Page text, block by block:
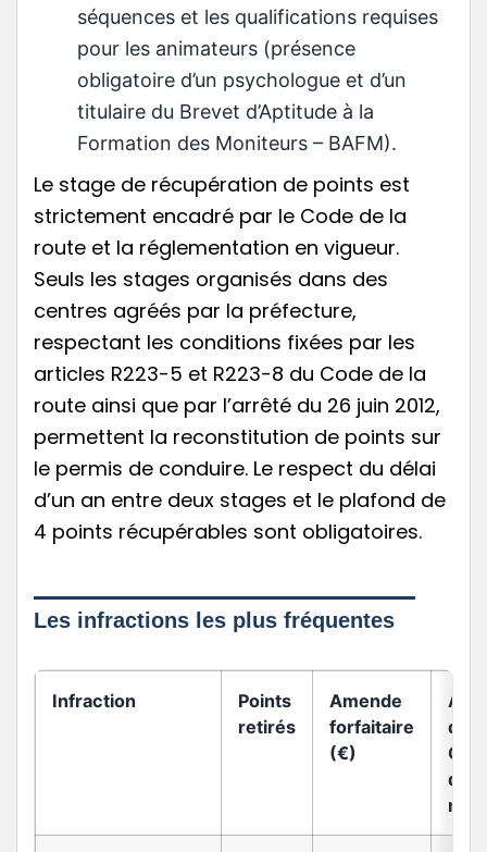
séquences et les qualifications requises
pour les animateurs (présence
obligatoire d’un psychologue et d’un
titulaire du Brevet d’Aptitude à la
Formation des Moniteurs – BAFM).
Le stage de récupération de points est
strictement encadré par le Code de la
route et la réglementation en vigueur.
Seuls les stages organisés dans des
centres agréés par la préfecture,
respectant les conditions fixées par les
articles R223-5 et R223-8 du Code de la
route ainsi que par l’arrêté du 26 juin 2012,
permettent la reconstitution de points sur
le permis de conduire. Le respect du délai
d’un an entre deux stages et le plafond de
4 points récupérables sont obligatoires.
Les infractions les plus fréquentes
Infraction
Points
retirés
Amende
forfaitaire
(€)
du
de la